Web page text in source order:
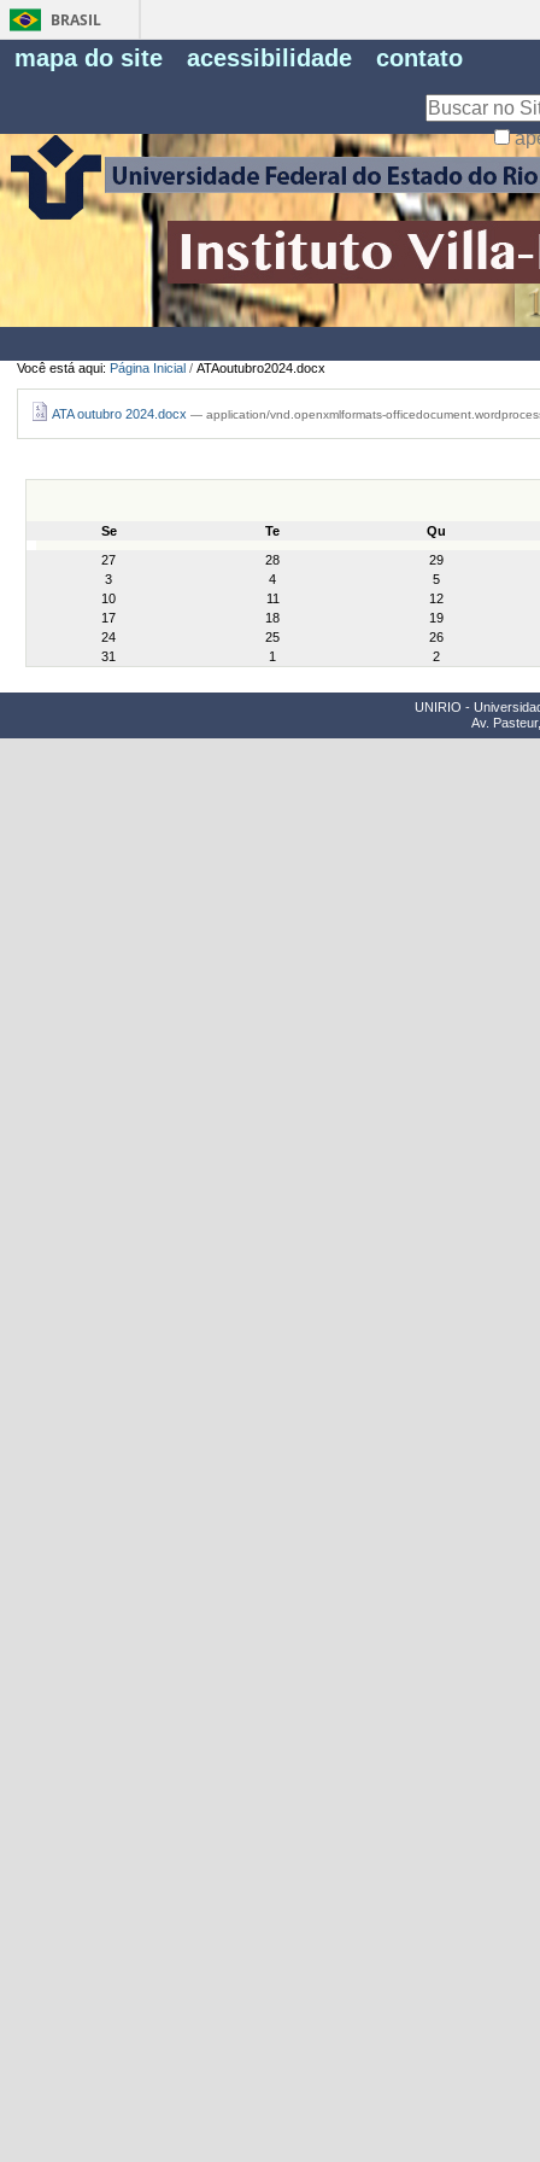
BRASIL
mapa do site acessibilidade contato
Você está aqui: Página Inicial / ATAoutubro2024.docx
ATA outubro 2024.docx — application/vnd.openxmlformats-
Se Te
Qu
27
28
29
3
4
5
10
11
12
17
18
19
24
25
26
31
1 2
UNIRIO -
Av.